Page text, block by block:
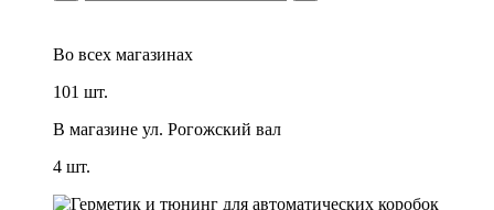
Во всех магазинах
101 шт.
В магазине ул. Рогожский вал
4 шт.